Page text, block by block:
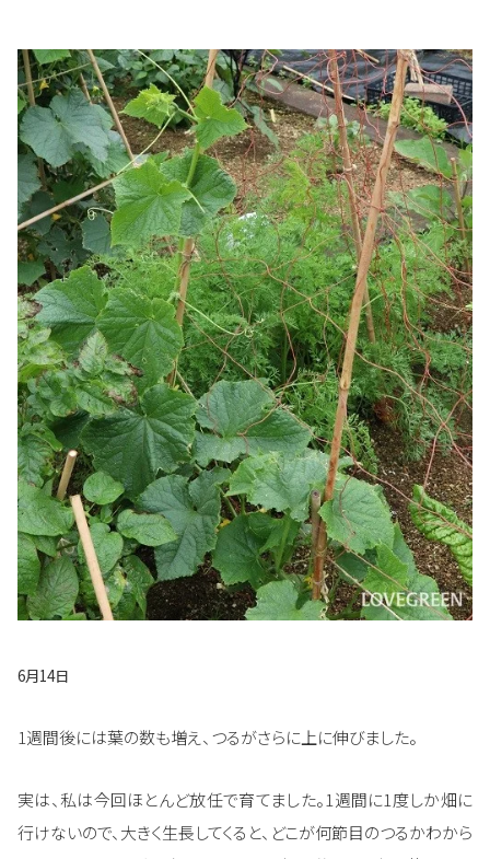
6月14日
1週間後には葉の数も増え、つるがさらに上に伸びました。
実は、私は今回ほとんど放任で育てました。1週間に1度しか畑に
行けないので、大きく生長してくると、どこが何節目のつるかわから